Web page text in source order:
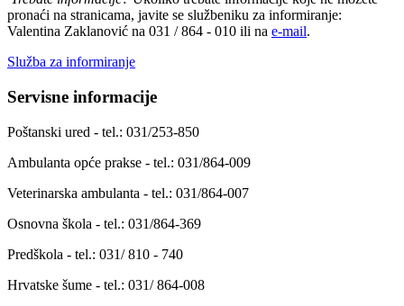
pronaći na stranicama, javite se službeniku za informiranje:
Valentina Zaklanović na 031 / 864 - 010 ili na e-mail.
Služba za informiranje
Servisne informacije
Poštanski ured - tel.: 031/253-850
Ambulanta opće prakse - tel.: 031/864-009
Veterinarska ambulanta - tel.: 031/864-007
Osnovna škola - tel.: 031/864-369
Predškola - tel.: 031/ 810 - 740
Hrvatske šume - tel.: 031/ 864-008